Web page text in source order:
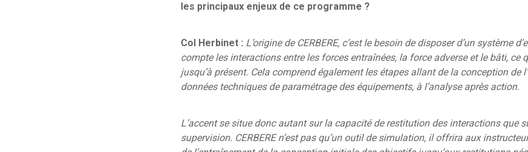
les principaux enjeux de ce programme ?
Col Herbinet : L’origine de CERBERE, c’est le besoin de disposer d’un système
compte les interactions entre les forces entraînées, la force adverse et le bâti, ce
jusqu’à présent. Cela comprend également les étapes allant de la conception de
données techniques de paramétrage des équipements, à l’analyse après action.
L’accent se situe donc autant sur la capacité de restitution des interactions que
supervision. CERBERE n’est pas qu’un outil de simulation, il offrira aux